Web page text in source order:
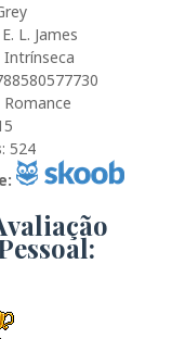
E. L. James
Intrínseca
Romance
: 524